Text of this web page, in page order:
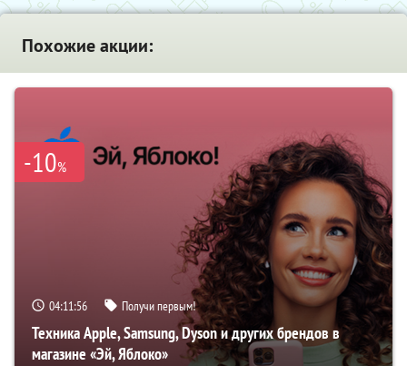
Похожие акции:
-10%
04:11:55 Получи первым!
Техника Apple, Samsung, Dyson и других брендов в
магазине «Эй, Яблоко»